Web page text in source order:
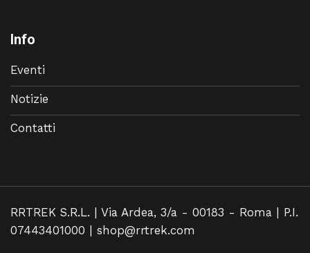
Info
Eventi
Notizie
Contatti
RRTREK S.R.L. | Via Ardea, 3/a - 00183 - Roma | P.I.
07443401000 | shop@rrtrek.com